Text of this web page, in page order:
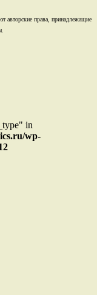
авторские права, принадлежащие
in
wp-